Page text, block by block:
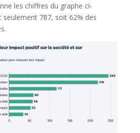
les chiffres du graphe ci-
787, soit 62% des